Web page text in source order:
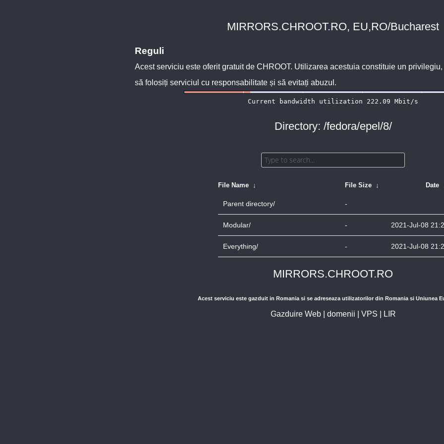
MIRRORS.CHROOT.RO, EU,RO/Bucharest
Reguli
Acest serviciu este oferit gratuit de CHROOT. Utilizarea acestuia constituie un
să folosiți serviciul cu responsabilitate și să evitați abuzul.
Directory: /fedora/epel/8/
File Name ↓ File Size ↓ Date
Parent directory/ -
Modular/ - 2021-Jul-08
Everything/ - 2021-Jul-08
MIRRORS.CHROOT.RO
Acest serviciu este gazduit in Romania si se adreseaza utilizatorilor din Romania si Uniunea
Gazduire Web| domenii VPS LIR